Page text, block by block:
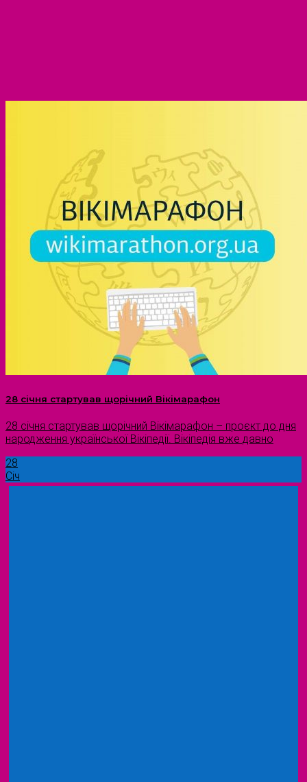
28 січня стартував щорічний Вікімарафон
28 січня стартував щорічний Вікімарафон – проєкт до дня
народження української Вікіпедії. Вікіпедія вже давно
28
Січ